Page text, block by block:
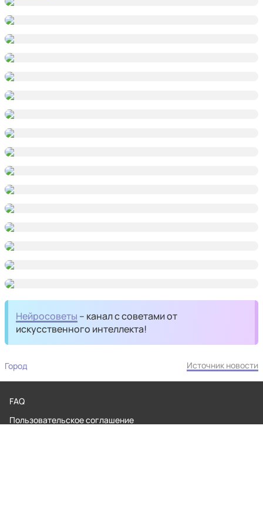
Нейросоветы – канал с советами от
искусственного интеллекта!
Город Источник новости
FAQ
Пользовательское соглашение